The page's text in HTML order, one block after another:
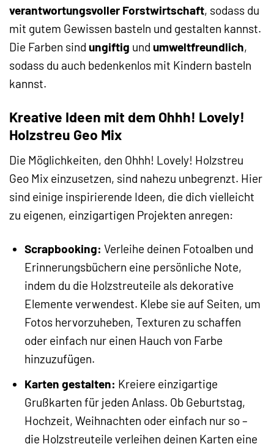
verantwortungsvoller Forstwirtschaft, sodass du
mit gutem Gewissen basteln und gestalten kannst.
Die Farben sind ungiftig und umweltfreundlich,
sodass du auch bedenkenlos mit Kindern basteln
kannst.
Kreative Ideen mit dem Ohhh! Lovely!
Holzstreu Geo Mix
Die Möglichkeiten, den Ohhh! Lovely! Holzstreu
Geo Mix einzusetzen, sind nahezu unbegrenzt. Hier
sind einige inspirierende Ideen, die dich vielleicht
zu eigenen, einzigartigen Projekten anregen:
Scrapbooking: Verleihe deinen Fotoalben und
Erinnerungsbüchern eine persönliche Note,
indem du die Holzstreuteile als dekorative
Elemente verwendest. Klebe sie auf Seiten, um
Fotos hervorzuheben, Texturen zu schaffen
oder einfach nur einen Hauch von Farbe
hinzuzufügen.
Karten gestalten: Kreiere einzigartige
Grußkarten für jeden Anlass. Ob Geburtstag,
Hochzeit, Weihnachten oder einfach nur so –
die Holzstreuteile verleihen deinen Karten eine